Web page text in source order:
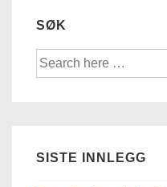
på
SØK
Søk
SISTE INNLEGG